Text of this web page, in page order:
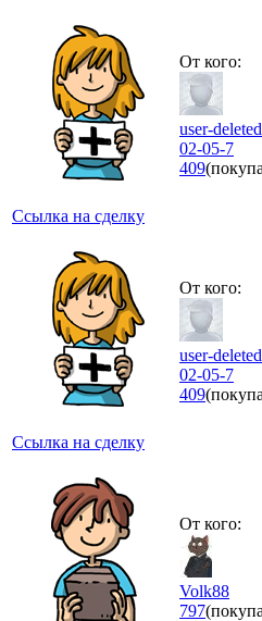
Ссылка на сделку
От кого:
user-
02-05-7
409
Ссылка на сделку
От кого:
user-
02-05-7
409
От кого:
Volk88
797